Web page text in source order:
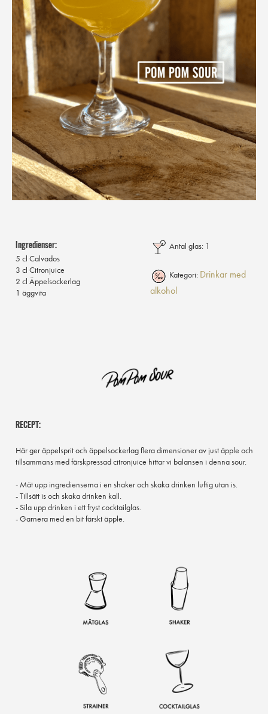
Ingredienser:
5 cl Calvados
3 cl Citronjuice
2 cl Äppelsockerlag
1 äggvita
Antal glas: 1
Kategori: Drinkar med
alkohol
RECEPT:
Här ger äppelsprit och äppelsockerlag flera dimensioner av just äpple och
tillsammans med färskpressad citronjuice hittar vi balansen i denna sour.
- Mät upp ingredienserna i en shaker och skaka drinken luftig utan is.
- Tillsätt is och skaka drinken kall.
- Sila upp drinken i ett fryst cocktailglas.
- Garnera med en bit färskt äpple.